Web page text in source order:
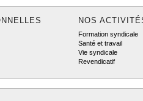
NOS
Formation syndicale
Santé et travail
Vie syndicale
Revendicatif